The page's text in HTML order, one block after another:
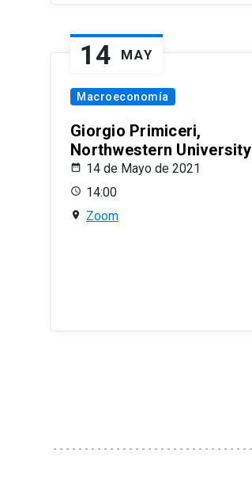
14 MAY
Macroeconomía
Giorgio Primiceri,
Northwestern University
14 de Mayo de 2021
14:00
Zoom